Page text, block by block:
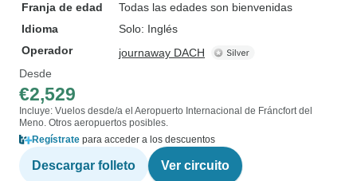
Franja de edad
Todas las edades son bienvenidas
Idioma
Solo: Inglés
Operador
journaway DACH
Desde
€2,529
Incluye: Vuelos desde/a el Aeropuerto Internacional de Fráncfort del
Meno. Otros aeropuertos posibles.
Regístrate para acceder a los descuentos
Descargar folleto Ver circuito